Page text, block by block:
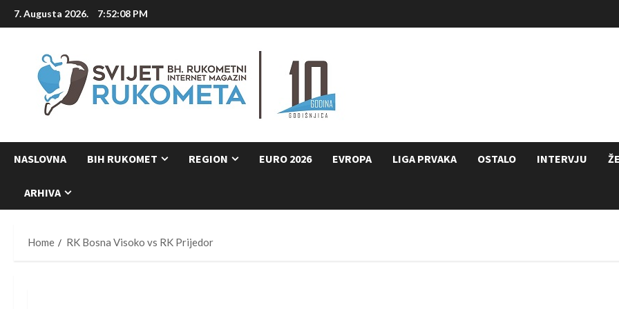
Skip
to
7. Augusta 2026. 7:52:09 PM
NASLOVNA BIH RUKOMET REGION EURO 2026 EVROPA LIGA PRVAKA OSTALO INTERVJU
ARHIVA
Home RK Bosna Visoko vs RK Prijedor